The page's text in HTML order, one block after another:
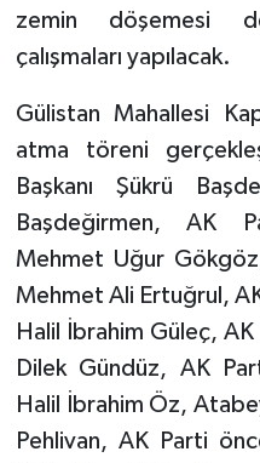
zemin döşemesi
çalışmaları yapılacak.
Gülistan Mahallesi
atma töreni
Başkanı Şükrü
Başdeğirmen, AK
Mehmet Uğur
Mehmet Ali Ertuğrul,
Halil İbrahim Güleç, AK
Dilek Gündüz, AK
Halil İbrahim Öz,
Pehlivan, AK Parti